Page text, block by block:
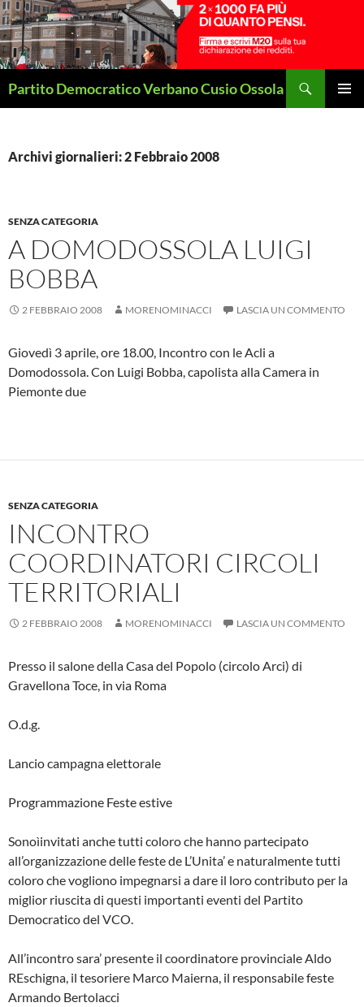
Vai
al
contenuto
Partito Democratico Verbano Cusio Ossola
Archivi giornalieri: 2 Febbraio 2008
SENZA CATEGORIA
A DOMODOSSOLA LUIGI
BOBBA
2 FEBBRAIO 2008 MORENOMINACCI LASCIA UN COMMENTO
Giovedì 3 aprile, ore 18.00, Incontro con le Acli a
Domodossola. Con Luigi Bobba, capolista alla Camera in
Piemonte due
SENZA CATEGORIA
INCONTRO
COORDINATORI CIRCOLI
TERRITORIALI
2 FEBBRAIO 2008 MORENOMINACCI LASCIA UN COMMENTO
Presso il salone della Casa del Popolo (circolo Arci) di
Gravellona Toce, in via Roma
O.d.g.
Lancio campagna elettorale
Programmazione Feste estive
Sonoìinvitati anche tutti coloro che hanno partecipato
all’organizzazione delle feste de L’Unita’ e naturalmente tutti
coloro che vogliono impegnarsi a dare il loro contributo per la
miglior riuscita di questi importanti eventi del Partito
Democratico del VCO.
All’incontro sara’ presente il coordinatore provinciale Aldo
REschigna, il tesoriere Marco Maierna, il responsabile feste
Armando Bertolacci